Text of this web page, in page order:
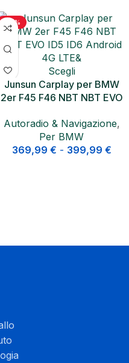
-20%
Scegli
Junsun Carplay per BMW
2er F45 F46 NBT NBT EVO
Autoradio & Navigazione,
Per BMW
369,99 € - 399,99 €